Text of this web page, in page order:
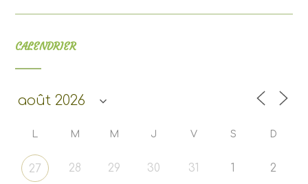
CALENDRIER
L M M J V S D
27 28 29 30 31 1 2